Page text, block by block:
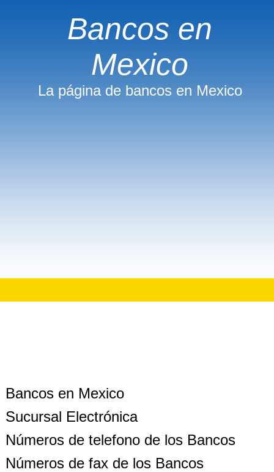
Bancos en
Mexico
La página de bancos en Mexico
Bancos en Mexico
Sucursal Electrónica
Números de telefono de los Bancos
Números de fax de los Bancos